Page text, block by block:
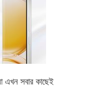
এখন সবার কাছেই